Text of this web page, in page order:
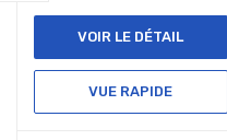
VOIR LE DÉTAIL
VUE RAPIDE